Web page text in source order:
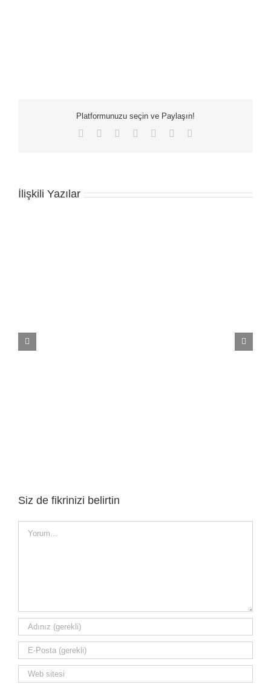
Platformunuzu seçin ve Paylaşın!
Facebook LinkedInWhatsApp
TumblrPinterest
İlişkili Yazılar
Gerflor Mipolam Action
Siz de fikrinizi belirtin